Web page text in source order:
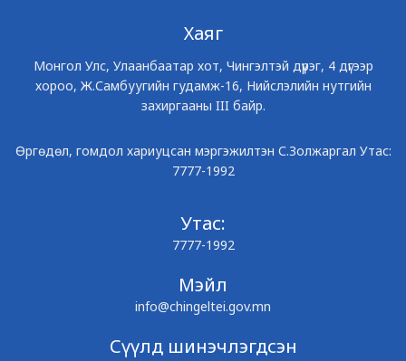
Хаяг
Монгол Улс, Улаанбаатар хот, Чингэлтэй дүүрэг, 4 дүгээр
хороо, Ж.Самбуугийн гудамж-16, Нийслэлийн нутгийн
захиргааны III байр.
Өргөдөл, гомдол хариуцсан мэргэжилтэн С.Золжаргал Утас:
7777-1992
Утас:
7777-1992
Мэйл
info@chingeltei.gov.mn
Сүүлд шинэчлэгдсэн